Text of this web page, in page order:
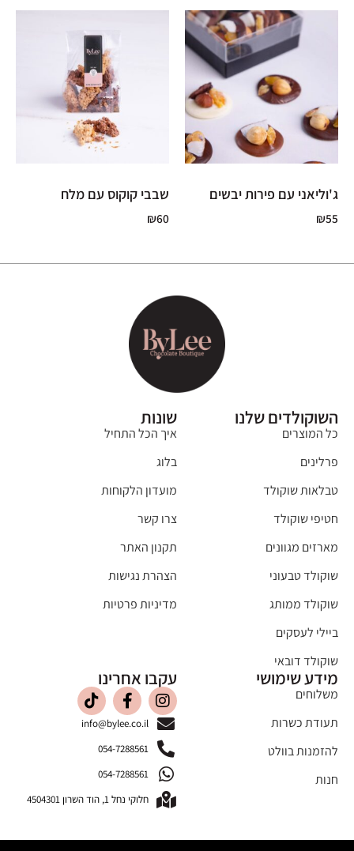
ג'וליאני עם פירות יבשים
₪55
שבבי קוקוס עם מלח
₪60
השוקולדים שלנו
כל המוצרים
פרלינים
טבלאות שוקולד
חטיפי שוקולד
מארזים מגוונים
שוקולד טבעוני
שוקולד ממותג
ביילי לעסקים
שוקולד דובאי
שונות
איך הכל התחיל
בלוג
מועדון הלקוחות
צרו קשר
תקנון האתר
הצהרת נגישות
מדיניות פרטיות
מידע שימושי
משלוחים
תעודת כשרות
להזמנות בוולט
חנות
עקבו אחרינו
info@bylee.co.il
054-7288561
054-7288561
חלוקי נחל 1, הוד השרון 4504301